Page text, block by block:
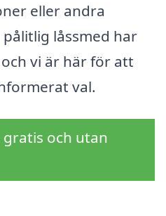
eller andra
låssmed har
vi är här för att
val.
gratis och utan